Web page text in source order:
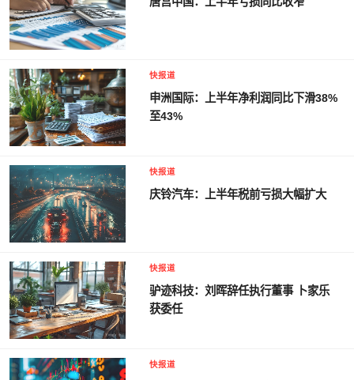
快报道
申洲国际：上半年净利润同比下滑38%
至43%
快报道
庆铃汽车：上半年税前亏损大幅扩大
快报道
驴迹科技：刘晖辞任执行董事 卜家乐
获委任
快报道